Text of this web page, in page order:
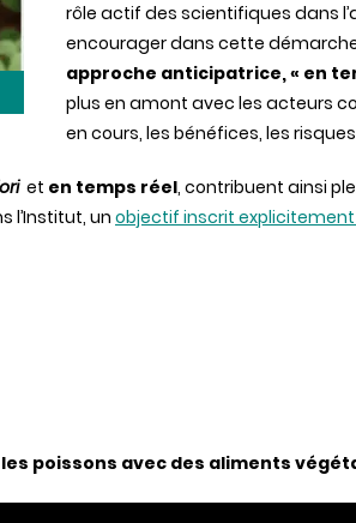
rôle actif des scientifiques dans
encourager dans cette
approche anticipatrice, « en
plus en amont avec les acteurs
en cours, les bénéfices, les
et en temps réel, contribuent ainsi
l’Institut, un objectif inscrit
poissons avec des aliments